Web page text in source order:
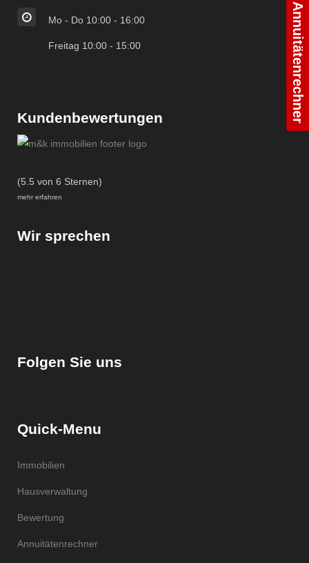
Mo - Do 10:00 - 16:00
Freitag 10:00 - 15:00
Kundenbewertungen
(5.5 von 6 Sternen)
mehr erfahren
Wir sprechen
Folgen Sie uns
Quick-Menu
Immobilien
Hausverwaltung
Bewertung
Annuitätenrechner
Annuitätenrechner